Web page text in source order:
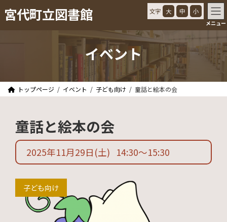
ン
プ
ビ
動
宮代町立図書館 文字 大 中 小
メニュー
イベント
トップページ イベント 子ども向け 童話と絵本の会
童話と絵本の会
2025年11月29日 (土) 14:30〜15:30
子ども向け